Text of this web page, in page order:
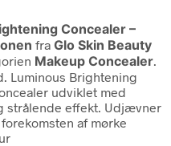
Concealer –
fra Glo Skin Beauty
Makeup Concealer.
Luminous Brightening
udviklet med
strålende effekt. Udjævner
af mørke